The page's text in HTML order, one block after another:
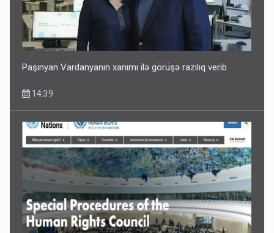
Paşinyan Vardanyanın xanımı ilə görüşə razılıq verib
14:39